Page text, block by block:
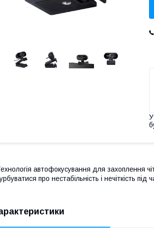
У
автофокусування для захоплення
про нестабільність і нечіткість